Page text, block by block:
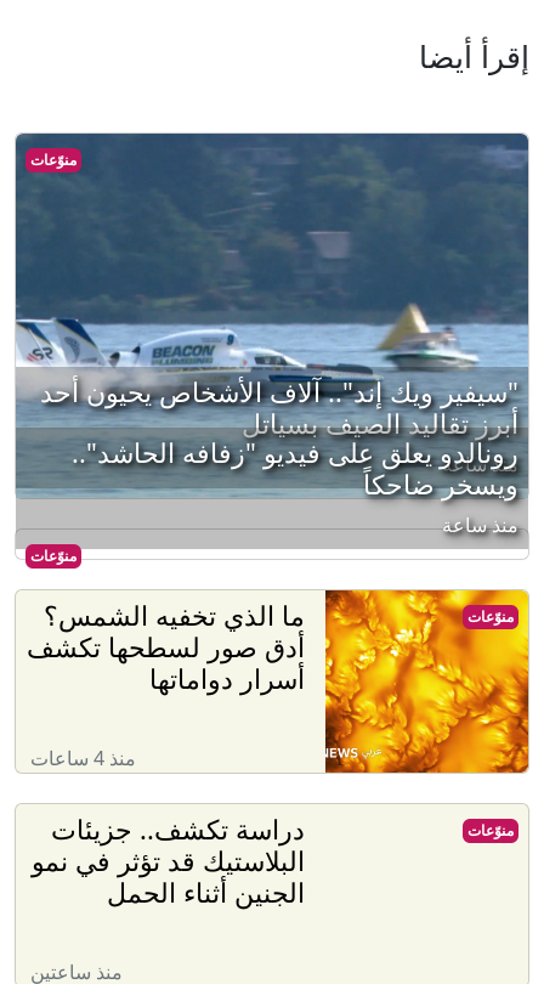
إقرأ أيضا
منوّعات
"سيفير ويك إند".. آلاف الأشخاص يحيون أحد
أبرز تقاليد الصيف بسياتل
منذ ساعة
منوّعات
رونالدو يعلق على فيديو "زفافه الحاشد"..
ويسخر ضاحكاً
منذ ساعة
ما الذي تخفيه الشمس؟
أدق صور لسطحها تكشف
أسرار دواماتها
منذ 4 ساعات
منوّعات
دراسة تكشف.. جزيئات
البلاستيك قد تؤثر في نمو
الجنين أثناء الحمل
منذ ساعتين
منوّعات